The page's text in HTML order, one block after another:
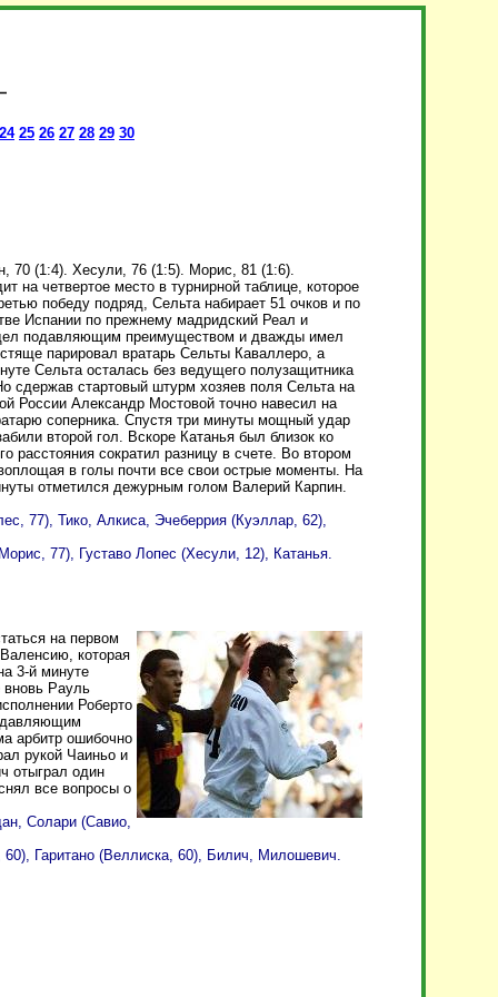
24 25 26 27 28 29 30
70 (1:4). Хесули, 76 (1:5). Морис, 81 (1:6).
на четвертое место в турнирной таблице, которое
победу подряд, Сельта набирает 51 очков и по
Испании по прежнему мадридский Реал и
подавляющим преимуществом и дважды имел
парировал вратарь Сельты Каваллеро, а
Сельта осталась без ведущего полузащитника
сдержав стартовый штурм хозяев поля Сельта на
России Александр Мостовой точно навесил на
соперника. Спустя три минуты мощный удар
второй гол. Вскоре Катанья был близок ко
расстояния сократил разницу в счете. Во втором
в голы почти все свои острые моменты. На
отметился дежурным голом Валерий Карпин.
77), Тико, Алкиса, Эчеберрия (Куэллар, 62),
77), Густаво Лопес (Хесули, 12), Катанья.
на первом
которая
3-й минуте
вновь Рауль
Роберто
арбитр ошибочно
рукой Чаиньо и
отыграл один
все вопросы о
Солари (Савио,
Гаритано (Веллиска, 60), Билич, Милошевич.